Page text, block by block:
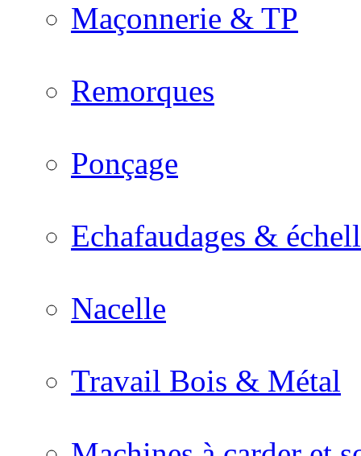
Maçonnerie & TP
Remorques
Ponçage
Echafaudages &
Nacelle
Travail Bois & Métal